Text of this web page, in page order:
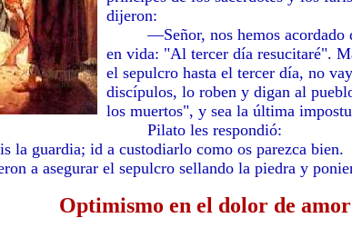
dijeron:
—Señor, nos hemos acordado
en vida: "Al tercer día resucitaré".
el sepulcro hasta el tercer día, no
discípulos, lo roben y digan al
los muertos", y sea la última
Pilato les respondió:
id a custodiarlo como os parezca bien.
asegurar el sepulcro sellando la piedra y
Optimismo en el dolor de amor